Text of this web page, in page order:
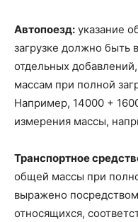
Автопоезд: указание
загрузке должно быть
отдельных
массам при полной
Например, 14000 +
измерения массы,
Транспортное
общей массы при
выражено
относящихся,